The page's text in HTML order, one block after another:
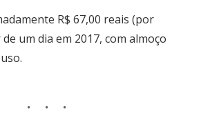
R$ 67,00 reais (por
um dia em 2017, com almoço